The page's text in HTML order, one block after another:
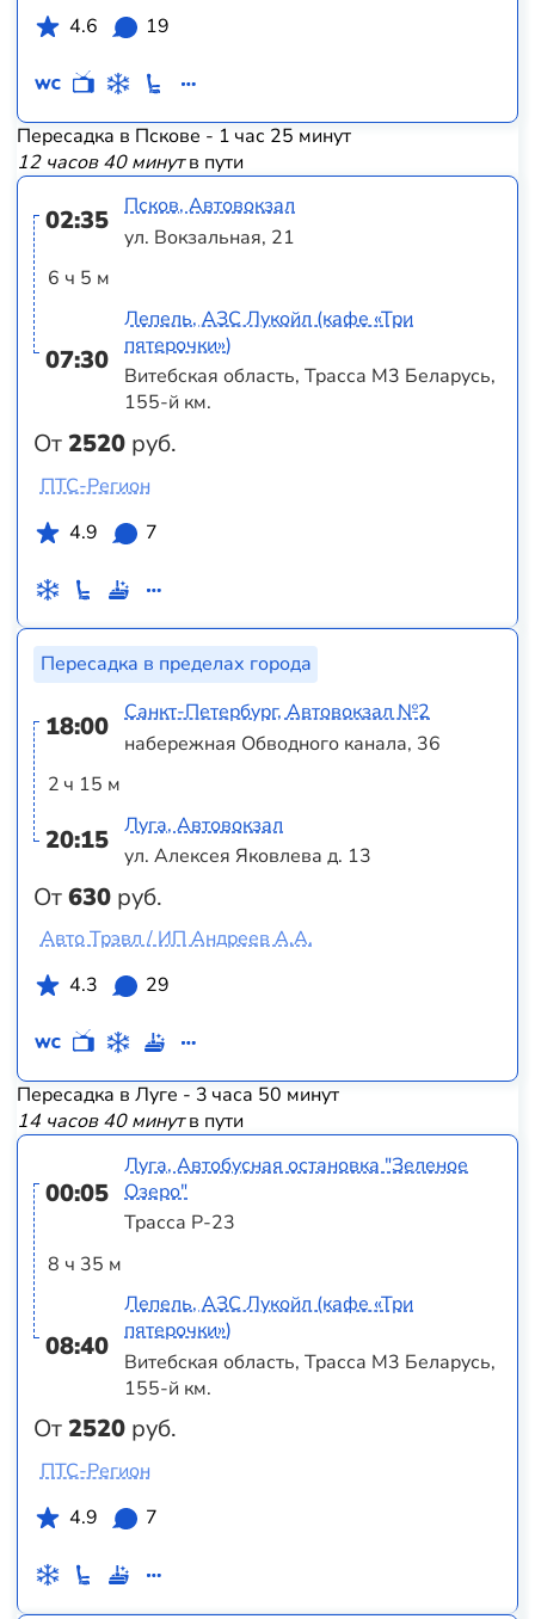
4.6 19
Пересадка в Пскове - 1 час 25 минут
12 часов 40 минутв пути
02:35
6 ч 5 м
07:30
От2520 руб.
Псков, Автовокзал
ул. Вокзальная, 21
Лепель, АЗС Лукойл (кафе «Три
пятерочки»)
Витебская область, Трасса M3 Беларусь,
155-й км.
ПТС-Регион
4.9
7
Пересадка в пределах города
18:00
2 ч 15 м
20:15
От630 руб.
Санкт-Петербург, Автовокзал №2
набережная Обводного канала, 36
Луга, Автовокзал
ул. Алексея Яковлева д. 13
Авто Трэвл / ИП Андреев А.А.
4.3
29
Пересадка в Луге - 3 часа 50 минут
14 часов 40 минутв пути
00:05
8 ч 35 м
08:40
От2520 руб.
Луга, Автобусная остановка "Зеленое
Озеро"
Трасса Р-23
Лепель, АЗС Лукойл (кафе «Три
пятерочки»)
Витебская область, Трасса M3 Беларусь,
155-й км.
ПТС-Регион
4.9
7